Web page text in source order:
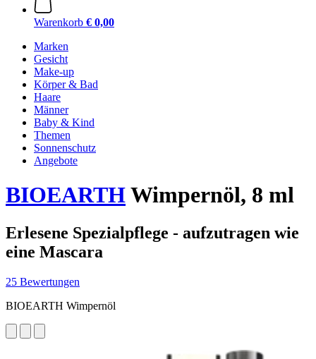
Warenkorb € 0,00
Marken
Gesicht
Make-up
Körper & Bad
Haare
Männer
Baby & Kind
Themen
Sonnenschutz
Angebote
BIOEARTHWimpernöl, 8 ml
Erlesene Spezialpflege - aufzutragen wie
eine Mascara
25 Bewertungen
BIOEARTH Wimpernöl